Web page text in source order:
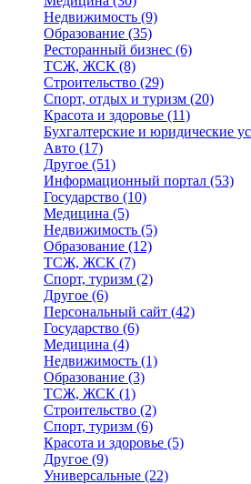
Недвижимость (9)
Образование (35)
Ресторанный бизнес (6)
ТСЖ, ЖСК (8)
Строительство (29)
Спорт, отдых и туризм (20)
Красота и здоровье (11)
Бухгалтерские и юридические
Авто (17)
Другое (51)
Информационный портал (53)
Государство (10)
Медицина (5)
Недвижимость (5)
Образование (12)
ТСЖ, ЖСК (7)
Спорт, туризм (2)
Другое (6)
Персональный сайт (42)
Государство (6)
Медицина (4)
Недвижимость (1)
Образование (3)
ТСЖ, ЖСК (1)
Строительство (2)
Спорт, туризм (6)
Красота и здоровье (5)
Другое (9)
Универсальные (22)